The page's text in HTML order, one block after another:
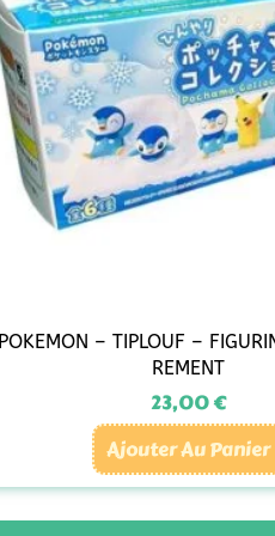
– TIPLOUF –
REMENT
23,00€
Ajouter Au Panier